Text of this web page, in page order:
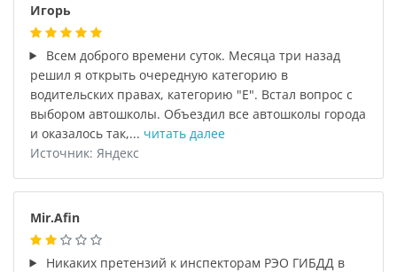
Игорь
Всем доброго времени суток. Месяца три назад
решил я открыть очередную категорию в
водительских правах, категорию "Е". Встал вопрос с
выбором автошколы. Объездил все автошколы города
и оказалось так,... читать далее
Источник: Яндекс
Mir.Afin
Никаких претензий к инспекторам РЭО ГИБДД в